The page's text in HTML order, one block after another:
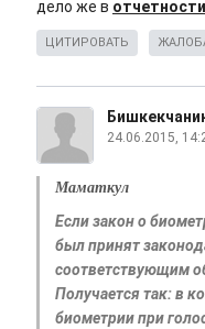
дело же в отчетности
ЦИТИРОВАТЬ
24.06.2015,
Маматкул
Если закон о
был принят
соответствующим
Получается так: в
биометрии при